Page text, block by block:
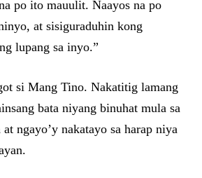
po ito mauulit. Naayos na po
at sisiguraduhin kong
lupang sa inyo.”
si Mang Tino. Nakatitig lamang
bata niyang binuhat mula sa
at ngayo’y nakatayo sa harap niya